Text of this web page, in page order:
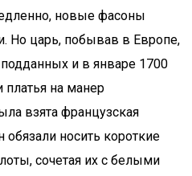
новые фасоны
Но царь, побывав в Европе,
и в январе 1700
платья на манер
взята французская
носить короткие
сочетая их с белыми